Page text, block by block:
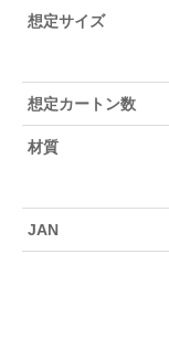
想定サイズ
想定カートン数
材質
JAN